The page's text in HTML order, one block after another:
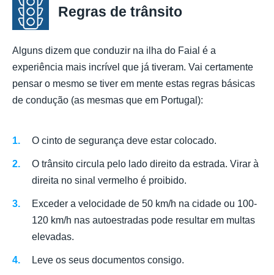
Regras de trânsito
Alguns dizem que conduzir na ilha do Faial é a
experiência mais incrível que já tiveram. Vai certamente
pensar o mesmo se tiver em mente estas regras básicas
de condução (as mesmas que em Portugal):
O cinto de segurança deve estar colocado.
O trânsito circula pelo lado direito da estrada. Virar à
direita no sinal vermelho é proibido.
Exceder a velocidade de 50 km/h na cidade ou 100-
120 km/h nas autoestradas pode resultar em multas
elevadas.
Leve os seus documentos consigo.